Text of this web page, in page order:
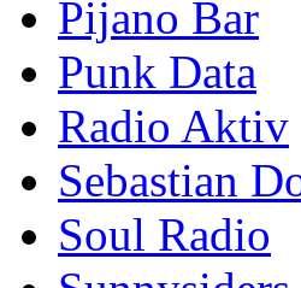
Pijano Bar
Punk Data
Radio Aktiv
Sebastian
Soul Radio